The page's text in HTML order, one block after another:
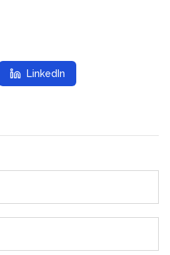
LinkedIn